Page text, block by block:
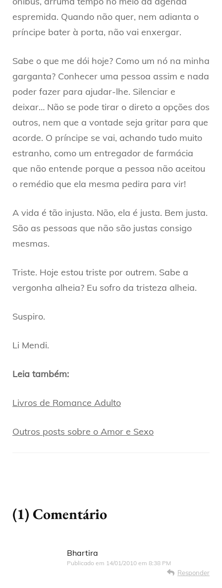
espremida. Quando não quer, nem adianta o
príncipe bater à porta, não vai enxergar.
Sabe o que me dói hoje? Como um nó na minha
garganta? Conhecer uma pessoa assim e nada
poder fazer para ajudar-lhe. Silenciar e
deixar… Não se pode tirar o direto a opções dos
outros, nem que a vontade seja gritar para que
acorde. O príncipe se vai, achando tudo muito
estranho, como um entregador de farmácia
que não entende porque a pessoa não aceitou
o remédio que ela mesma pedira para vir!
A vida é tão injusta. Não, ela é justa. Bem justa.
São as pessoas que não são justas consigo
mesmas.
Triste. Hoje estou triste por outrem. Sabe a
vergonha alheia? Eu sofro da tristeza alheia.
Suspiro.
Li Mendi.
Leia também:
Livros de Romance Adulto
Outros posts sobre o Amor e Sexo
(1) Comentário
Bhartira
Publicado em 14/01/2010 em 8:38 PM
Responder